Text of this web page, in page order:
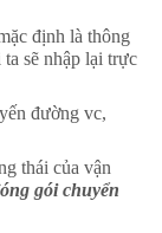
định là thông
sẽ nhập lại trực
đường vc,
thái của vận
gói chuyển